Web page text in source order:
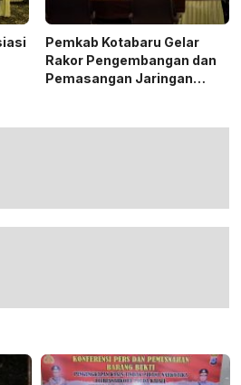
Pemkab Kotabaru Gelar
Rakor Pengembangan dan
Pemasangan Jaringan